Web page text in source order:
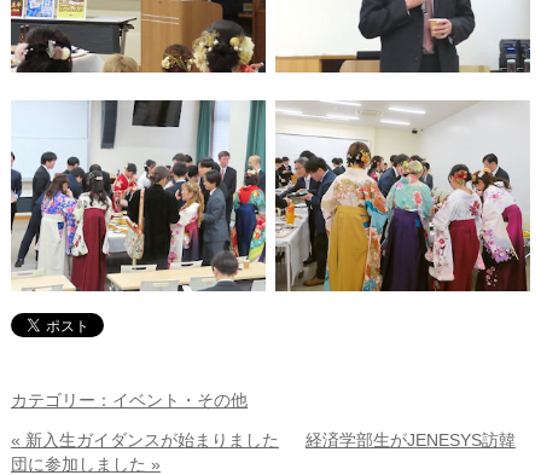
カテゴリー：イベント・その他
« 新入生ガイダンスが始まりました
経済学部生がJENESYS訪韓
団に参加しました »